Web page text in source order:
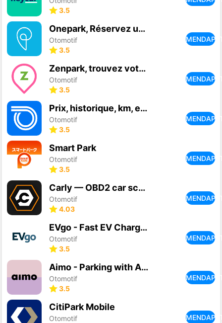
3.5
Onepark, Réservez un parking !
Otomotif
3.5
Zenpark, trouvez votre parking
Otomotif
3.5
Prix, historique, km, essence
Otomotif
3.5
Smart Park
Otomotif
3.5
Carly — OBD2 car scanner
Otomotif
4.03
EVgo - Fast EV Charging
Otomotif
3.5
Aimo - Parking with Aimo Park
Otomotif
3.5
CitiPark Mobile
Otomotif